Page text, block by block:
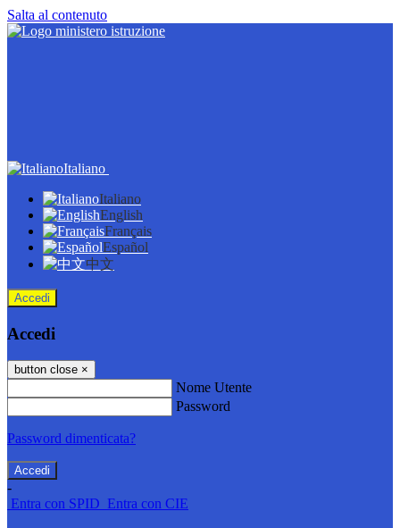
Salta al contenuto
Italiano
Italiano
English
Français
Español
中文
Accedi
Accedi
button close ×
Nome Utente
Password
Password dimenticata?
-
Entra con SPID Entra con CIE